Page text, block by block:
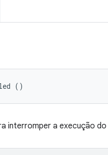
()
interromper a execução